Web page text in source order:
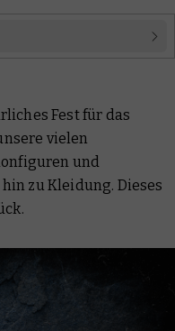
Fest für das
vielen
und
zu Kleidung. Dieses